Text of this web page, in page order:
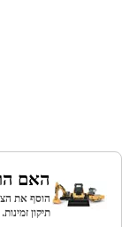
האם
הוסף את
תיקון זמינות.